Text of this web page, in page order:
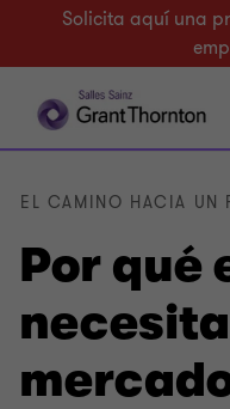
Solicita aquí una
Por qué
EL CAMINO HACIA UN